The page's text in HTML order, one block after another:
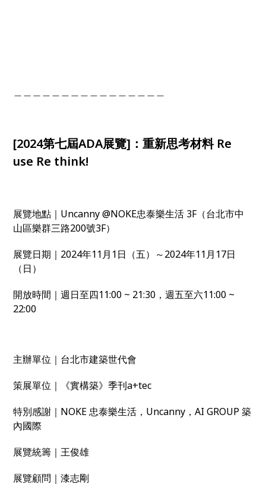
[2024第七屆ADA展覽]：重新思考材料 Re
use Re think!
展覽地點｜Uncanny @NOKE忠泰樂生活 3F（台北市中
山區樂群三路200號3F）
展覽日期｜2024年11月1日（五）～2024年11月17日
（日）
開放時間｜週日至四11:00 ~ 21:30，週五至六11:00 ~
22:00
主辦單位｜台北市建築世代會
策展單位｜《實構築》季刊a+tec
特別感謝｜NOKE 忠泰樂生活，Uncanny，AI GROUP 築
內國際
展覽統籌｜王俊雄
展覽顧問｜漆志剛